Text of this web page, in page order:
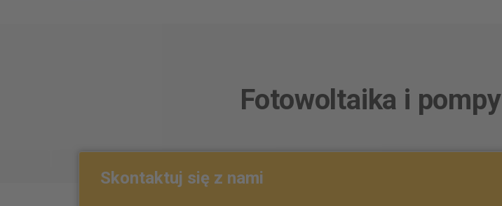
Fotowoltaika i
Skontaktuj się z nami